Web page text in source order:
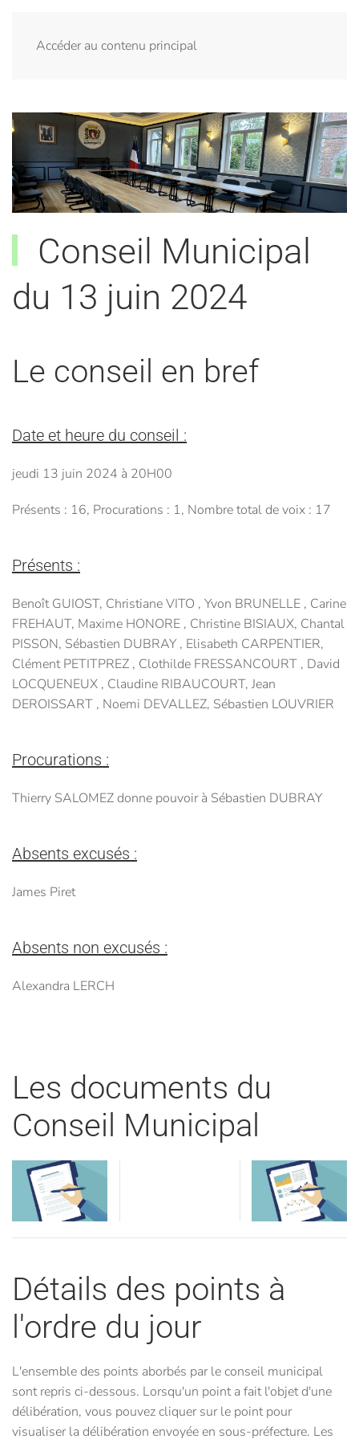
Accéder au contenu principal
Conseil Municipal
du 13 juin 2024
Le conseil en bref
Date et heure du conseil :
jeudi 13 juin 2024 à 20H00
Présents : 16, Procurations : 1, Nombre total de voix : 17
Présents :
Benoît GUIOST, Christiane VITO , Yvon BRUNELLE , Carine
FREHAUT, Maxime HONORE , Christine BISIAUX, Chantal
PISSON, Sébastien DUBRAY , Elisabeth CARPENTIER,
Clément PETITPREZ , Clothilde FRESSANCOURT , David
LOCQUENEUX , Claudine RIBAUCOURT, Jean
DEROISSART , Noemi DEVALLEZ, Sébastien LOUVRIER
Procurations :
Thierry SALOMEZ donne pouvoir à Sébastien DUBRAY
Absents excusés :
James Piret
Absents non excusés :
Alexandra LERCH
Les documents du
Conseil Municipal
Visualiser Visualiser
Détails des points à
l'ordre du jour
L'ensemble des points aborbés par le conseil municipal
sont repris ci-dessous. Lorsqu'un point a fait l'objet d'une
délibération, vous pouvez cliquer sur le point pour
visualiser la délibération envoyée en sous-préfecture. Les